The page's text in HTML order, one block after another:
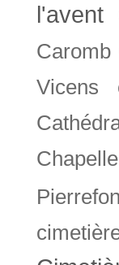
l'avent
Caromb
Vicens